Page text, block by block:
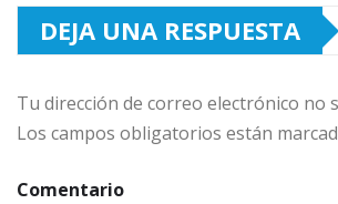
DEJA UNA RESPUESTA
Tu dirección de correo electrónico no
Los campos obligatorios están
Comentario